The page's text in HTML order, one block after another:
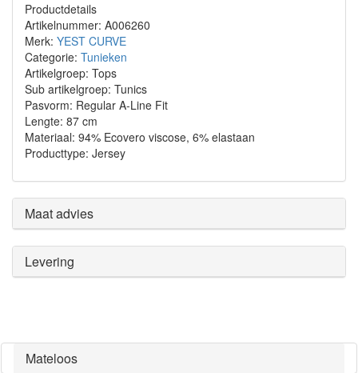
Productdetails
Artikelnummer: A006260
Merk: YEST CURVE
Categorie: Tunieken
Artikelgroep: Tops
Sub artikelgroep: Tunics
Pasvorm: Regular A-Line Fit
Lengte: 87 cm
Materiaal: 94% Ecovero viscose, 6% elastaan
Producttype: Jersey
Maat advies
Levering
Mateloos